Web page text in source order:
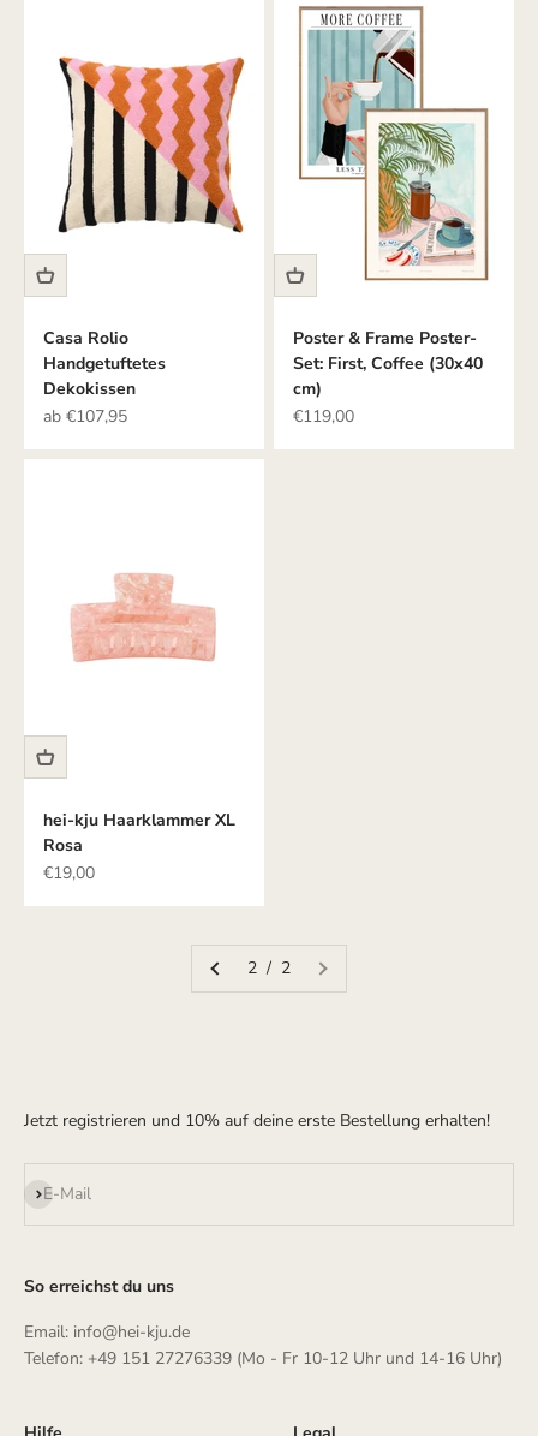
Casa Rolio
Handgetuftetes
Dekokissen
Angebot
ab €107,95
Poster & Frame Poster-
Set: First, Coffee (30x40
cm)
Angebot
€119,00
hei-kju Haarklammer XL
Rosa
Angebot
€19,00
2 / 2
Jetzt registrieren und 10% auf deine erste Bestellung erhalten!
E-Mail
Abonnieren
So erreichst du uns
Email: info@hei-kju.de
Telefon: +49 151 27276339 (Mo - Fr 10-12 Uhr und 14-16 Uhr)